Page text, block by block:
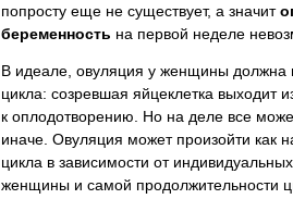
попросту еще не существует, а значит
беременность на первой неделе
В идеале, овуляция у женщины должна
цикла: созревшая яйцеклетка выходит
к оплодотворению. Но на деле все
иначе. Овуляция может произойти как
цикла в зависимости от
женщины и самой продолжительности